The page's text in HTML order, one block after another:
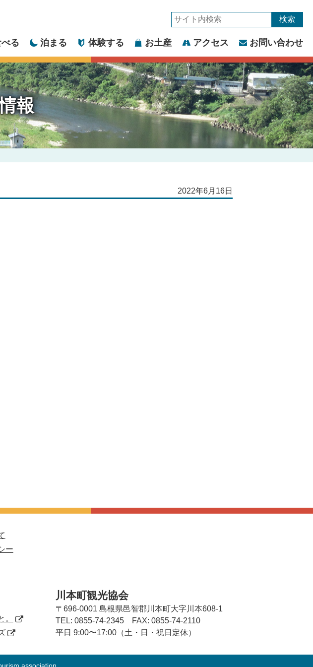
サ
イ
検
索:
る 泊まる 体験する お土産 アクセス お問い合わせ
報
2022年6月16日
ー
。
川本町観光協会
〒696-0001 島根県邑智郡川本町大字川本608-1
TEL: 0855-74-2345
FAX: 0855-74-2110
平日 9:00〜17:00（土・日・祝日定休）
association.